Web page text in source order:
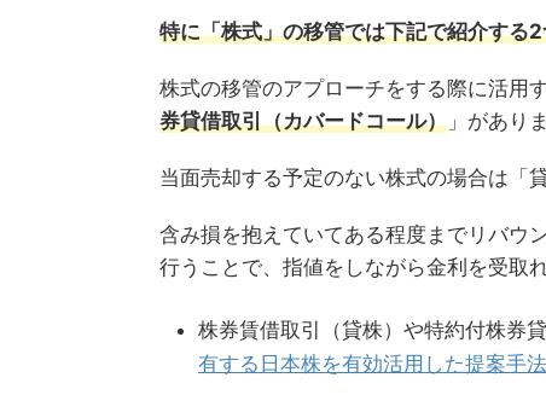
特に「株式」の移管では下記で紹介する
株式の移管のアプローチをする際に活用
券貸借取引（カバードコール） 」があり
当面売却する予定のない株式の場合は「
含み損を抱えていてある程度までリバウ
行うことで、指値をしながら金利を受取れ
株券賃借取引（貸株）や特約付株券
有する日本株を有効活用した提案手